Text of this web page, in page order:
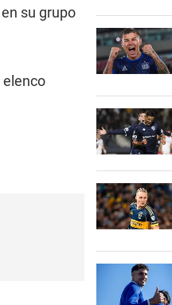
su grupo
elenco